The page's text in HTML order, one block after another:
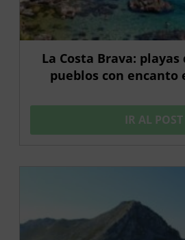
La Costa Brava:
pueblos con encanto
IR AL POST